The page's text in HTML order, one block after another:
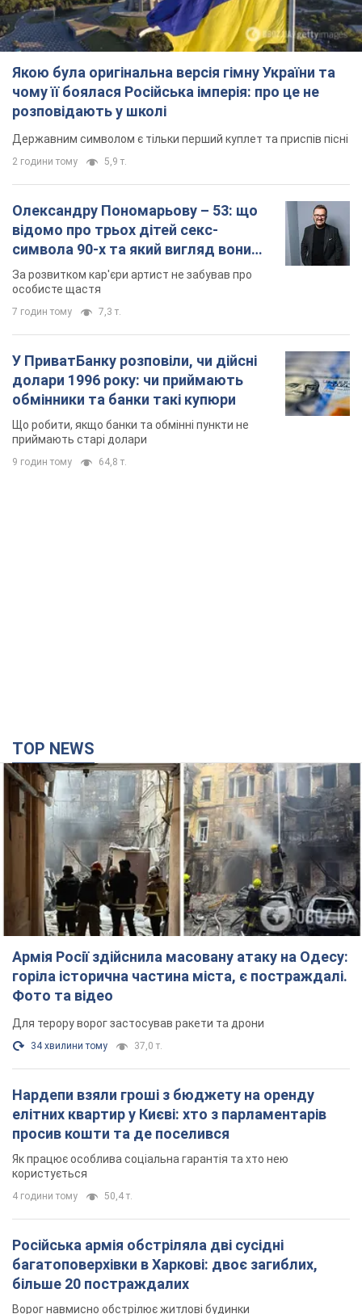
Якою була оригінальна версія гімну України та
чому її боялася Російська імперія: про це не
розповідають у школі
Державним символом є тільки перший куплет та приспів пісні
2 години тому 5,9 т.
Олександру Пономарьову – 53: що
відомо про трьох дітей секс-
символа 90-х та який вигляд вони
мають
За розвитком кар'єри артист не забував про
особисте щастя
7 годин тому 7,3 т.
У ПриватБанку розповіли, чи дійсні
долари 1996 року: чи приймають
обмінники та банки такі купюри
Що робити, якщо банки та обмінні пункти не
приймають старі долари
9 годин тому 64,8 т.
TOP NEWS
Армія Росії здійснила масовану атаку на Одесу:
горіла історична частина міста, є постраждалі.
Фото та відео
Для терору ворог застосував ракети та дрони
34 хвилини тому 37,0 т.
Нардепи взяли гроші з бюджету на оренду
елітних квартир у Києві: хто з парламентарів
просив кошти та де поселився
Як працює особлива соціальна гарантія та хто нею
користується
4 години тому 50,4 т.
Російська армія обстріляла дві сусідні
багатоповерхівки в Харкові: двоє загиблих,
більше 20 постраждалих
Ворог навмисно обстрілює житлові будинки